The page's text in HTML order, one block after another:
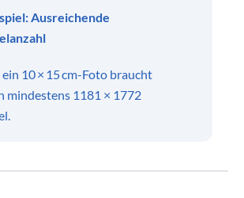
Ausreichende
ein 10 × 15 cm-Foto braucht
mindestens 1181 × 1772